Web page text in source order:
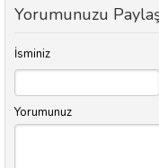
Yorumunuzu
İsminiz
Yorumunuz